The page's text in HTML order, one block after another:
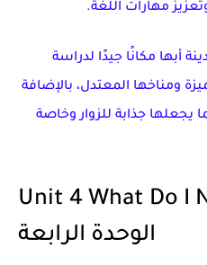
مهارات اللغة.
أبها مكانًا جيدًا لدراسة
ومناخها المعتدل، بالإضافة
يجعلها جذابة للزوار وخاصة
Unit 4 What Do I